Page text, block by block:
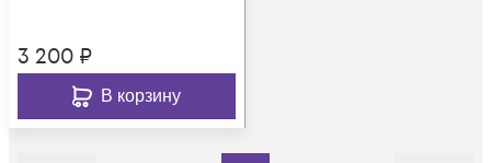
3 200 ₽
В корзину